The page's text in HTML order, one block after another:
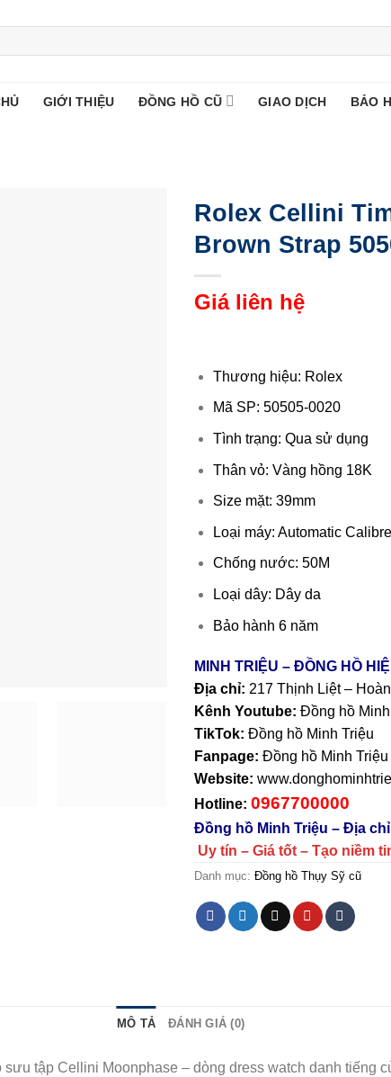
GIỚI THIỆU ĐỒNG HỒ CŨ GIAO DỊCH BẢO
Rolex Cellini
Brown Strap
Giá liên hệ
Thương hiệu: Rolex
Mã SP: 50505-0020
Tình trạng: Qua sử dụng
Thân vỏ: Vàng hồng 18K
Size mặt: 39mm
Loại máy: Automatic
Chống nước: 50M
Loại dây: Dây da
Bảo hành 6 năm
MINH TRIỆU – ĐỒNG HỒ
Địa chỉ: 217 Thịnh Liệt –
Kênh Youtube: Đồng hồ
TikTok: Đồng hồ Minh Triệu
Fanpage: Đồng hồ Minh Triệu
Website:
Hotline: 0967700000
Đồng hồ Minh Triệu – Địa
Uy tín – Giá tốt – Tạo niềm
Danh mục: Đồng hồ Thụy Sỹ cũ
MÔ TẢ ĐÁNH GIÁ (0)
tập Cellini Moonphase – dòng dress watch danh tiếng